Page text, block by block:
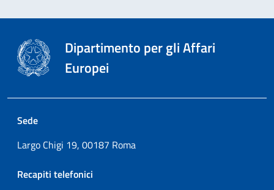
Dipartimento per gli Affari
Europei
Sede
Largo Chigi 19, 00187 Roma
Recapiti telefonici